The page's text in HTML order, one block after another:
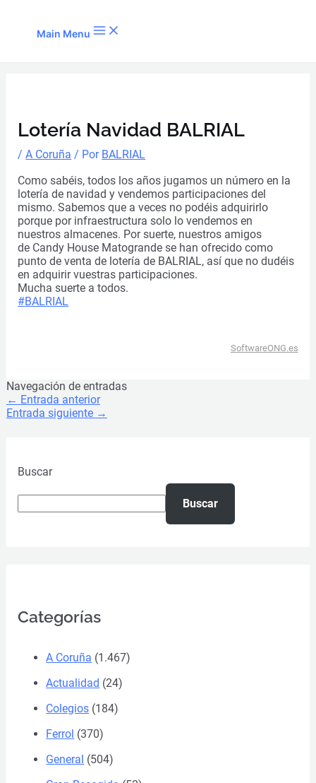
Main Menu
Lotería Navidad BALRIAL
/A Coruña / Por BALRIAL
Como sabéis, todos los años jugamos un número en la
lotería de navidad y vendemos participaciones del
mismo. Sabemos que a veces no podéis adquirirlo
porque por infraestructura solo lo vendemos en
nuestros almacenes. Por suerte, nuestros amigos
de Candy House Matogrande se han ofrecido como
punto de venta de lotería de BALRIAL, así que no dudéis
en adquirir vuestras participaciones.
Mucha suerte a todos.
#BALRIAL
SoftwareONG.es
Navegación de entradas
← Entrada anterior
Entrada siguiente →
Buscar
Buscar
Categorías
A Coruña (1.467)
Actualidad (24)
Colegios (184)
Ferrol (370)
General (504)